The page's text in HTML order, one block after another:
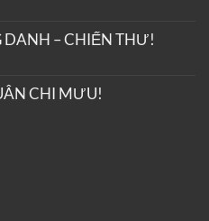
– CHIẾN THƯ!
CHI MƯU!